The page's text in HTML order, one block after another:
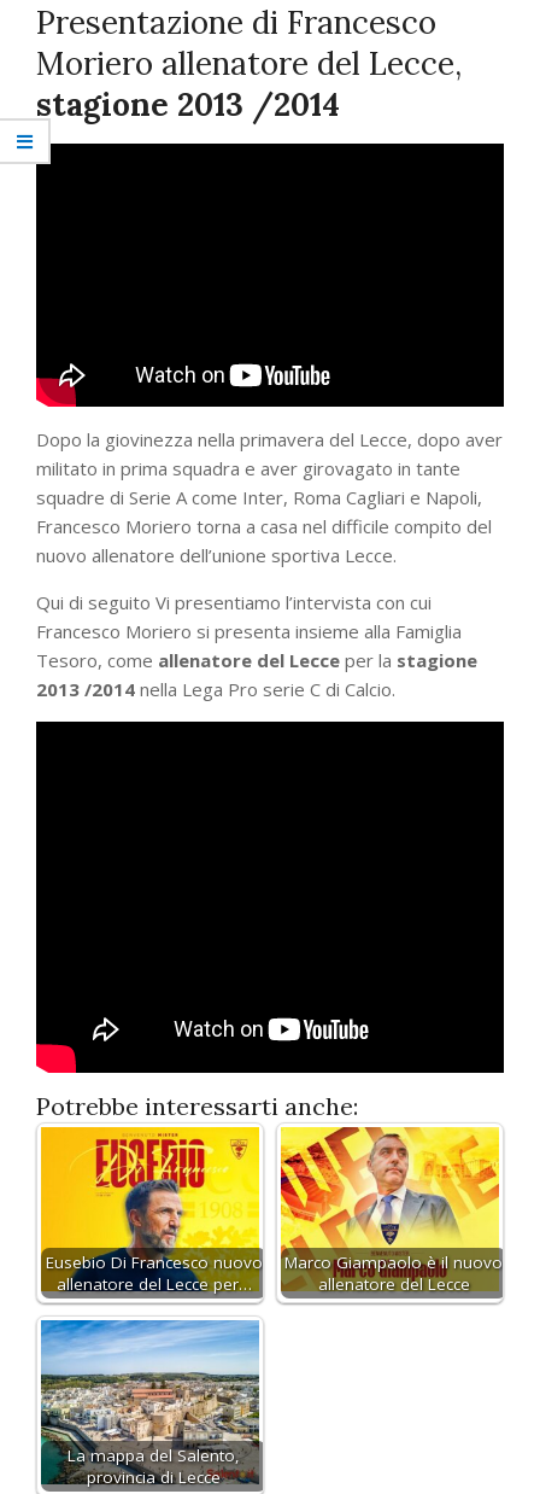
Presentazione di Francesco
Moriero allenatore del Lecce,
stagione 2013 /2014
Dopo la giovinezza nella primavera del Lecce, dopo aver
militato in prima squadra e aver girovagato in tante
squadre di Serie A come Inter, Roma Cagliari e Napoli,
Francesco Moriero torna a casa nel difficile compito del
nuovo allenatore dell’unione sportiva Lecce.
Qui di seguito Vi presentiamo l’intervista con cui
Francesco Moriero si presenta insieme alla Famiglia
Tesoro, come allenatore del Lecce per la stagione
2013 /2014 nella Lega Pro serie C di Calcio.
Potrebbe interessarti anche:
Eusebio Di Francesco nuovo
allenatore del Lecce per…
Marco Giampaolo è il nuovo
allenatore del Lecce
La mappa del Salento,
provincia di Lecce